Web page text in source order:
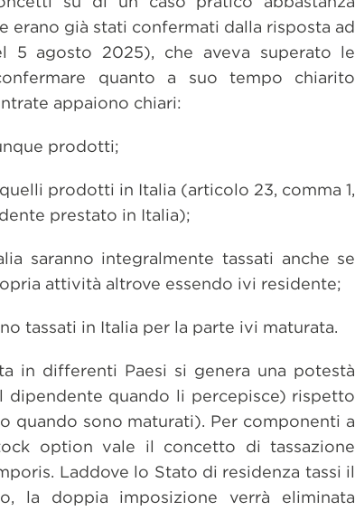
erano già stati confermati dalla risposta ad
5 agosto 2025), che aveva superato le
quanto a suo tempo chiarito
appaiono chiari:
prodotti;
prodotti in Italia (articolo 23, comma 1,
prestato in Italia);
saranno integralmente tassati anche se
attività altrove essendo ivi residente;
tassati in Italia per la parte ivi maturata.
in differenti Paesi si genera una potestà
quando li percepisce) rispetto
quando sono maturati). Per componenti a
option vale il concetto di tassazione
Laddove lo Stato di residenza tassi il
la doppia imposizione verrà eliminata